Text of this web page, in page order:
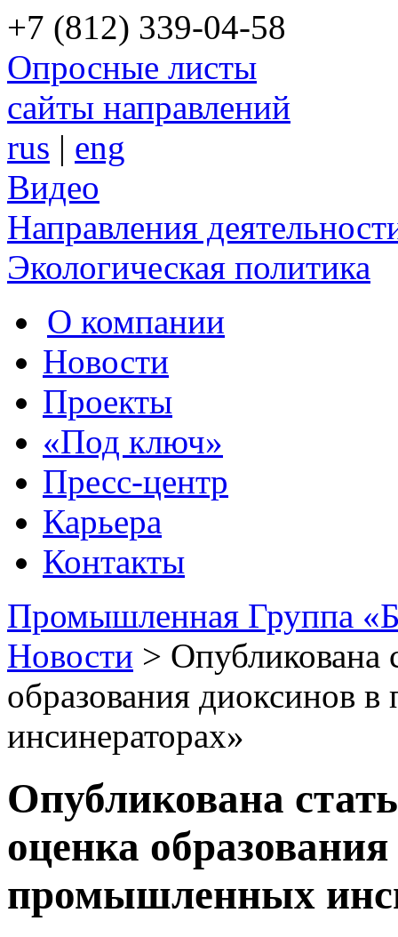
+7 (812) 339-04-58
Опросные листы
сайты направлений
rus | eng
Видео
Направления
Экологическая политика
О компании
Новости
Проекты
«Под ключ»
Пресс-центр
Карьера
Контакты
Промышленная Группа
Новости > Опубликована
образования диоксинов
инсинераторах»
Опубликована
оценка
промышленных